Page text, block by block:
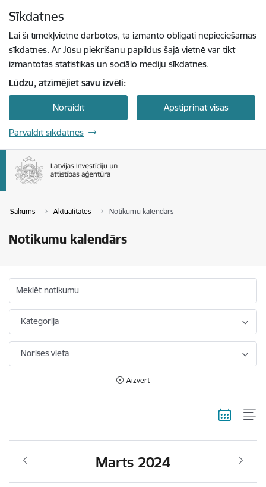
Sīkdatnes
Lai šī tīmekļvietne darbotos, tā izmanto obligāti nepieciešamās
sīkdatnes. Ar Jūsu piekrišanu papildus šajā vietnē var tikt
izmantotas statistikas un sociālo mediju sīkdatnes.
Lūdzu, atzīmējiet savu izvēli:
Noraidīt Apstiprināt visas
Pārvaldīt sīkdatnes
Sākums Aktualitātes Notikumu kalendārs
Notikumu kalendārs
Meklēt notikumu
Kategorija
Norises vieta
Aizvērt
Marts 2024